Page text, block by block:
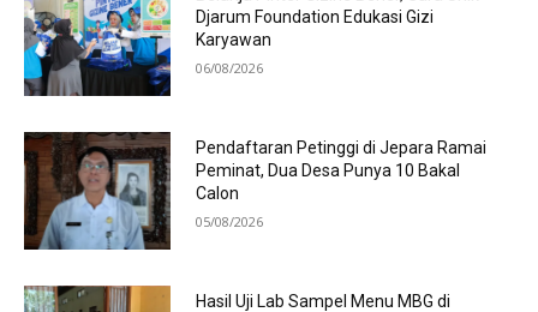
Djarum Foundation Edukasi Gizi
Karyawan
06/08/2026
Pendaftaran Petinggi di Jepara Ramai
Peminat, Dua Desa Punya 10 Bakal
Calon
05/08/2026
Hasil Uji Lab Sampel Menu MBG di